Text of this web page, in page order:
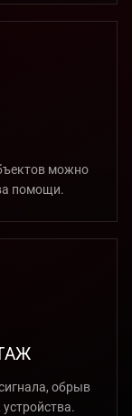
можно
помощи.
обрыв